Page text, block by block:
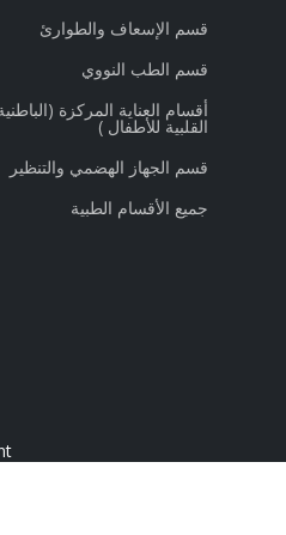
قسم الإسعاف والطوارئ
قسم الطب النووي
أقسام‭ ‬العناية‭ ‬المركزة
القلبية للأطفال )
قسم الجهاز الهضمي والتنظير
جميع الأقسام الطبية